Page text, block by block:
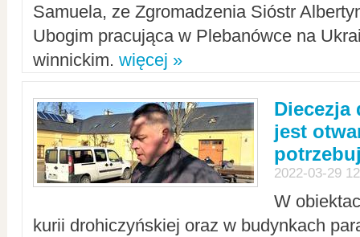
Samuela, ze Zgromadzenia Sióstr
Ubogim pracująca w Plebanówce na
winnickim. więcej »
Diecezja
jest
2022-03-29
W
kurii drohiczyńskiej oraz w budynkach